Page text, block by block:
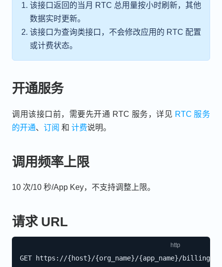
该接口返回的当月 RTC 总用量按小时刷新，其他
数据实时更新。
该接口为查询类接口，不会修改应用的 RTC 配置
或计费状态。
开通服务
调用该接口前，需要先开通 RTC 服务，详见 RTC 服务
的开通、 订阅 和 计费说明。
调用频率上限
10 次/10 秒/App Key，不支持调整上限。
请求 URL